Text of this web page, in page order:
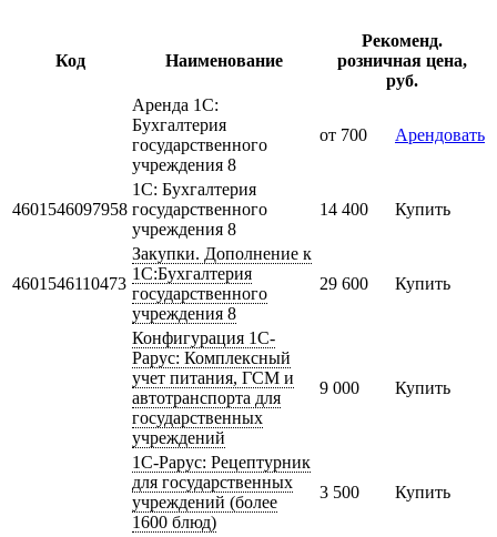
Код Наименование
Рекоменд.
розничная цена,
руб.
Аренда 1С:
Бухгалтерия
государственного
учреждения 8
от 700 Арендовать
4601546097958
1С: Бухгалтерия
государственного
учреждения 8
14 400 Купить
4601546110473
Закупки. Дополнение к
1С:Бухгалтерия
государственного
учреждения 8
29 600 Купить
Конфигурация 1С-
Рарус: Комплексный
учет питания, ГСМ и
автотранспорта для
государственных
учреждений
9 000 Купить
1С-Рарус: Рецептурник
для государственных
учреждений (более
1600 блюд)
3 500 Купить